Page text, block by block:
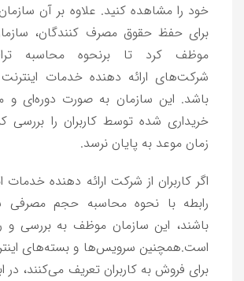
خود را مشاهده کنید. علاوه بر آن
برای حفظ حقوق مصرف کنندگان،
موظف کرد تا برنحوه محاسبه
شرکت‌های ارائه دهنده خدمات
باشد. این سازمان به صورت
خریداری شده توسط کاربران را بررسی
زمان موعد به پایان نرسد.
اگر کاربران از شرکت ارائه دهنده خدمات
رابطه با نحوه محاسبه حجم مصرفی
باشند، این سازمان موظف به بررسی و
برای فروش به کاربران تعریف می‌کنند، در